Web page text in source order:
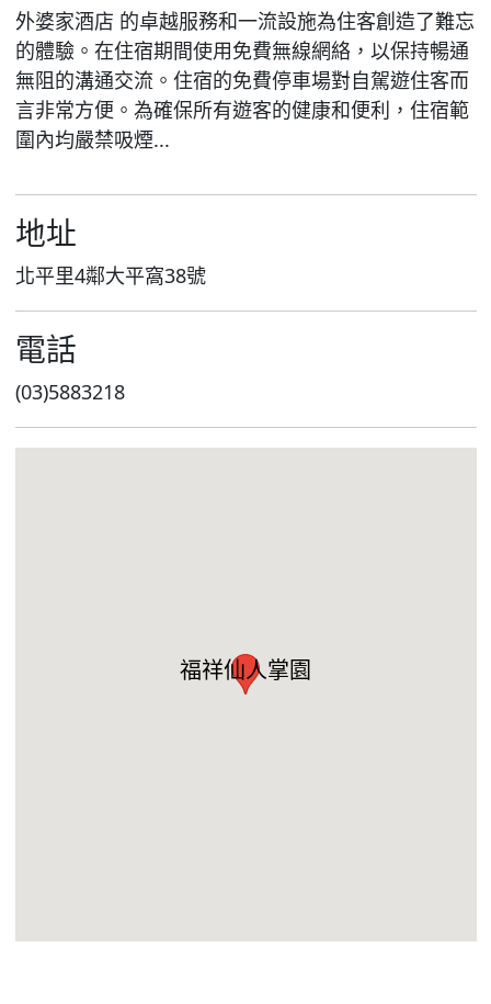
外婆家酒店 的卓越服務和一流設施為住客創造了難忘
的體驗。在住宿期間使用免費無線網絡，以保持暢通
無阻的溝通交流。住宿的免費停車場對自駕遊住客而
言非常方便。為確保所有遊客的健康和便利，住宿範
圍內均嚴禁吸煙...
地址
北平里4鄰大平窩38號
電話
(03)5883218
福祥仙人掌園